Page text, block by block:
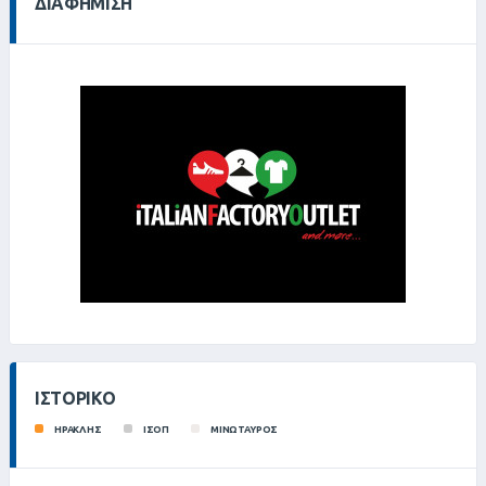
ΙΣΤΟΡΙΚΌ
ΗΡΑΚΛΗΣ ΙΣΟΠ ΜΙΝΩΤΑΥΡΟΣ